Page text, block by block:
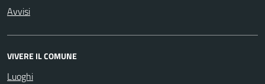
Avvisi
VIVERE IL COMUNE
Luoghi